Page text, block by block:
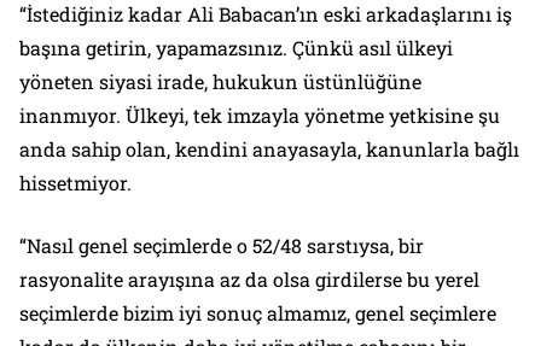
“İstediğiniz kadar Ali Babacan’ın eski arkadaşlarını iş
başına getirin, yapamazsınız. Çünkü asıl ülkeyi
yöneten siyasi irade, hukukun üstünlüğüne
inanmıyor. Ülkeyi, tek imzayla yönetme yetkisine şu
anda sahip olan, kendini anayasayla, kanunlarla bağlı
hissetmiyor.
“Nasıl genel seçimlerde o 52/48 sarstıysa, bir
rasyonalite arayışına az da olsa girdilerse bu yerel
seçimlerde bizim iyi sonuç almamız, genel seçimlere